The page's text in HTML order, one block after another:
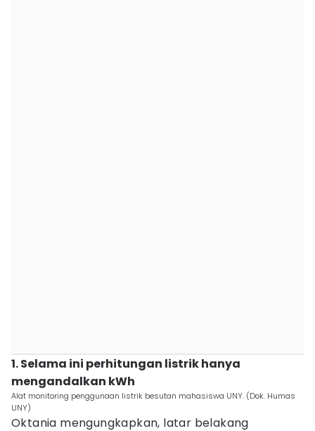
1. Selama ini perhitungan listrik hanya
mengandalkan kWh
Alat monitoring penggunaan listrik besutan mahasiswa UNY. (Dok. Humas
UNY)
Oktania mengungkapkan, latar belakang